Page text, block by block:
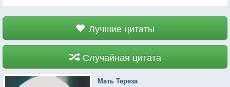
Лучшие цитаты
Случайная цитата
Мать Тереза